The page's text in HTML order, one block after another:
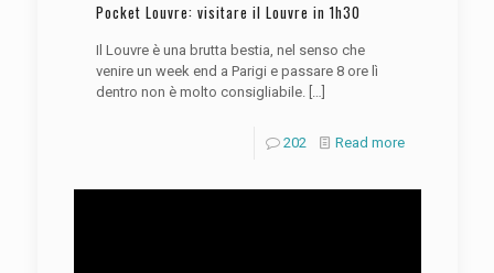
Pocket Louvre: visitare il Louvre in 1h30
Il Louvre è una brutta bestia, nel senso che
venire un week end a Parigi e passare 8 ore lì
dentro non è molto consigliabile.[…]
202 Read more